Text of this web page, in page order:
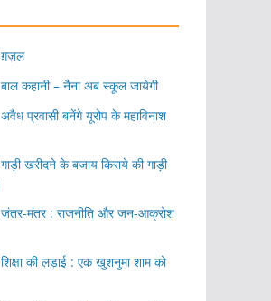
ग़ज़ल
बाल कहानी – नैना अब स्कूल जायेगी
अवैध प्रवासी बनेंगे यूरोप के महाविनाश
गाड़ी खरीदने के बजाय किराये की गाड़ी
जंतर-मंतर : राजनीति और जन-आक्रोश
शिक्षा की लड़ाई : एक खुशनुमा शाम को